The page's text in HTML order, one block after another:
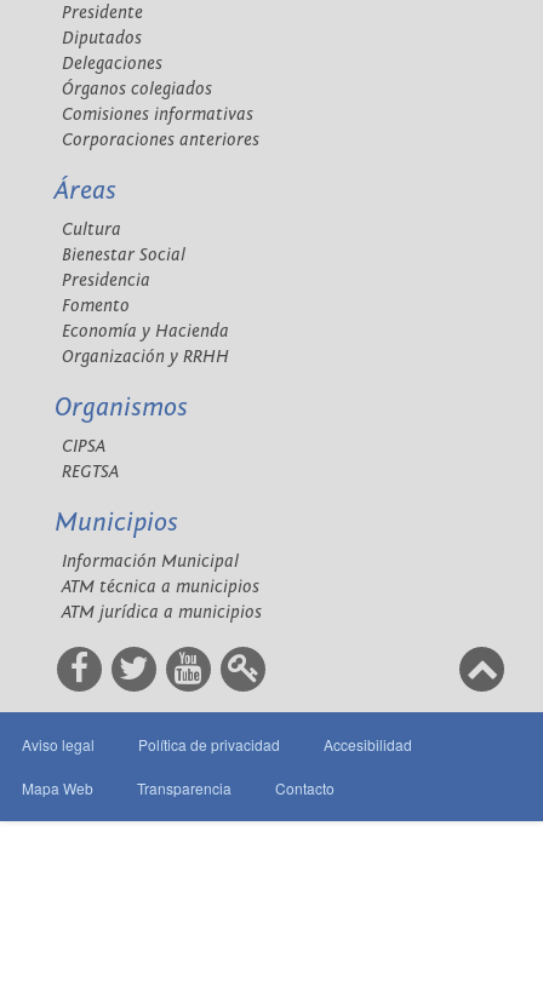
Presidente
Diputados
Delegaciones
Órganos colegiados
Comisiones informativas
Corporaciones anteriores
Áreas
Cultura
Bienestar Social
Presidencia
Fomento
Economía y Hacienda
Organización y RRHH
Organismos
CIPSA
REGTSA
Municipios
Información Municipal
ATM técnica a municipios
ATM jurídica a municipios
Aviso legal Política de privacidad Accesibilidad
Mapa Web Transparencia Contacto